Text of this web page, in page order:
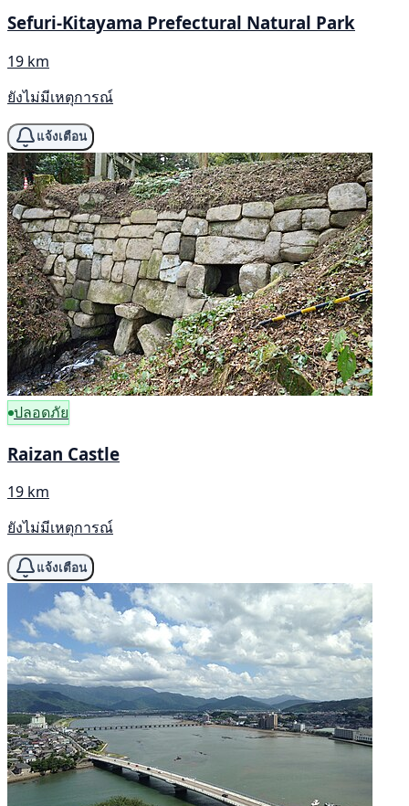
Sefuri-Kitayama Prefectural Natural Park
19 km
ยังไม่มีเหตุการณ์
แจ้งเตือน
ปลอดภัย
Raizan Castle
19 km
ยังไม่มีเหตุการณ์
แจ้งเตือน